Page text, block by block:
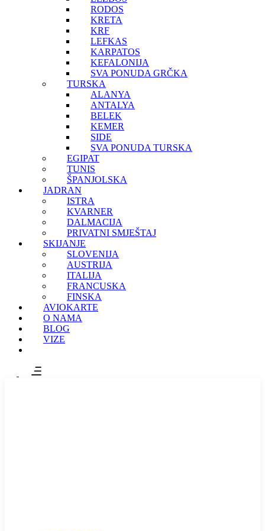
RODOS
KRETA
KRF
LEFKAS
KARPATOS
KEFALONIJA
SVA PONUDA GRČKA
TURSKA
ALANYA
ANTALYA
BELEK
KEMER
SIDE
SVA PONUDA TURSKA
EGIPAT
TUNIS
ŠPANJOLSKA
JADRAN
ISTRA
KVARNER
DALMACIJA
PRIVATNI SMJEŠTAJ
SKIJANJE
SLOVENIJA
AUSTRIJA
ITALIJA
FRANCUSKA
FINSKA
AVIOKARTE
O NAMA
BLOG
VIZE